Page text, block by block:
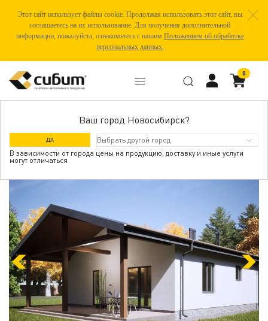
Этот сайт использует файлы cookie. Продолжая использовать этот сайт, вы
соглашаетесь на их использование. Для получения дополнительной
информации, пожалуйста, ознакомьтесь с нашим Положением об обработке
персональных данных.
Ваш город Новосибирск?
ДА
В зависимости от города цены на продукцию, доставку и иные услуги
могут отличаться
0
МУРОМ СК